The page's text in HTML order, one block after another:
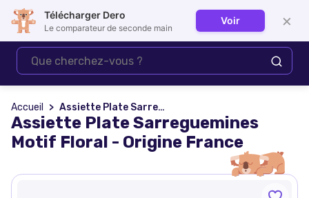
Se connecter
Accueil Assiette Plate Sarreguemines Motif Floral - Origine France
Assiette Plate Sarreguemines
Motif Floral - Origine France
Télécharger Dero
Le comparateur de seconde main
Voir ×